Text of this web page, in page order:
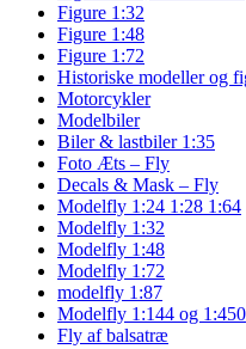
Figure 1:32
Figure 1:48
Figure 1:72
Historiske modeller og
Motorcykler
Modelbiler
Biler & lastbiler 1:35
Foto Æts – Fly
Decals & Mask – Fly
Modelfly 1:24 1:28 1:64
Modelfly 1:32
Modelfly 1:48
Modelfly 1:72
modelfly 1:87
Modelfly 1:144 og 1:450
Fly af balsatræ